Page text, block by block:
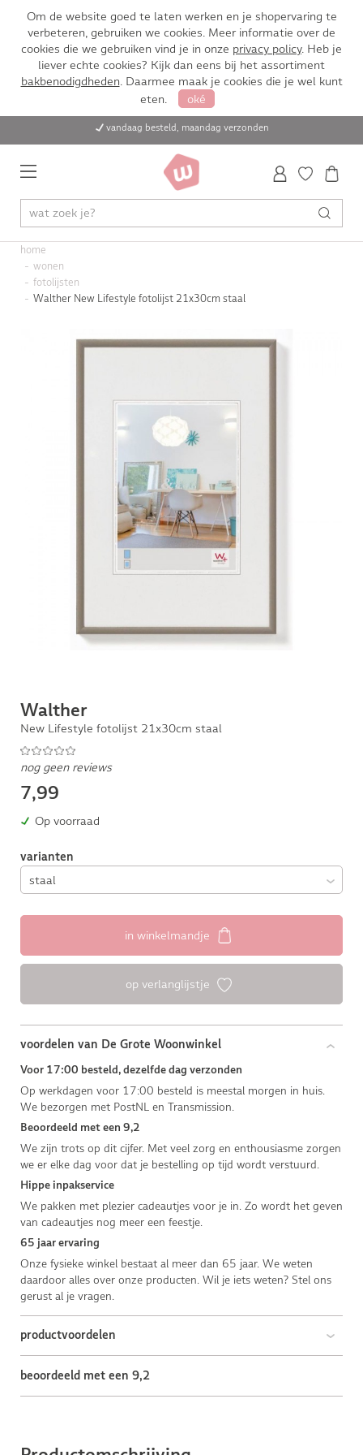
Om de website goed te laten werken en je shopervaring te
verbeteren, gebruiken we cookies. Meer informatie over de
cookies die we gebruiken vind je in onze privacy policy. Heb je
liever echte cookies? Kijk dan eens bij het assortiment
bakbenodigdheden. Daarmee maak je cookies die je wel kunt
eten.
oké
vandaag besteld, maandag verzonden
home
wonen
fotolijsten
Walther New Lifestyle fotolijst 21x30cm staal
Walther
New Lifestyle fotolijst 21x30cm staal
nog geen reviews
7,99
Op voorraad
varianten
in winkelmandje
op verlanglijstje
voordelen van De Grote Woonwinkel
Voor 17:00 besteld, dezelfde dag verzonden
Op werkdagen voor 17:00 besteld is meestal morgen in huis.
We bezorgen met PostNL en Transmission.
Beoordeeld met een 9,2
We zijn trots op dit cijfer. Met veel zorg en enthousiasme zorgen
we er elke dag voor dat je bestelling op tijd wordt verstuurd.
Hippe inpakservice
We pakken met plezier cadeautjes voor je in. Zo wordt het geven
van cadeautjes nog meer een feestje.
65 jaar ervaring
Onze fysieke winkel bestaat al meer dan 65 jaar. We weten
daardoor alles over onze producten. Wil je iets weten? Stel ons
gerust al je vragen.
productvoordelen
beoordeeld met een 9,2